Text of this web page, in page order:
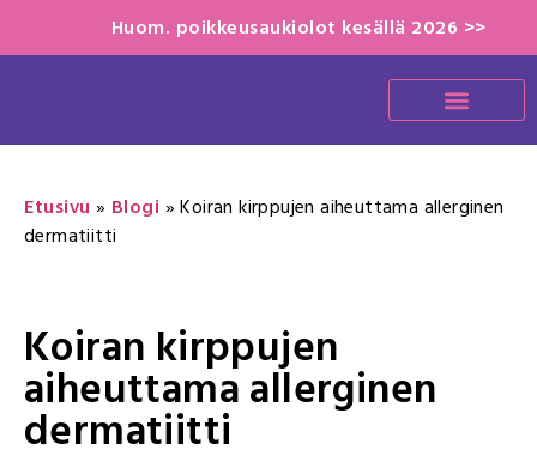
Huom. poikkeusaukiolot kesällä 2026 >>
Etusivu » Blogi »Koiran kirppujen aiheuttama allerginen
dermatiitti
Koiran kirppujen
aiheuttama allerginen
dermatiitti